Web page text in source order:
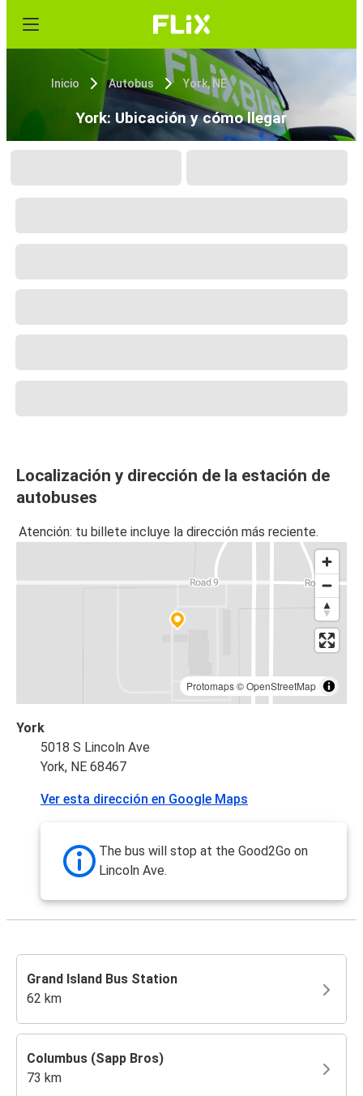
Inicio Autobus York, NE
York: Ubicación y cómo llegar
Localización y dirección de la estación de
autobuses
Atención: tu billete incluye la dirección más reciente.
Protomaps©OpenStreetMap
York
5018 S Lincoln Ave
York, NE 68467
Ver esta dirección en Google Maps
The bus will stop at the Good2Go on
Lincoln Ave.
Grand Island Bus Station
62 km
Columbus (Sapp Bros)
73 km